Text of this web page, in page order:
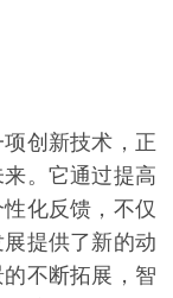
创新技术，正
。它通过提高
化反馈，不仅
提供了新的动
不断拓展，智